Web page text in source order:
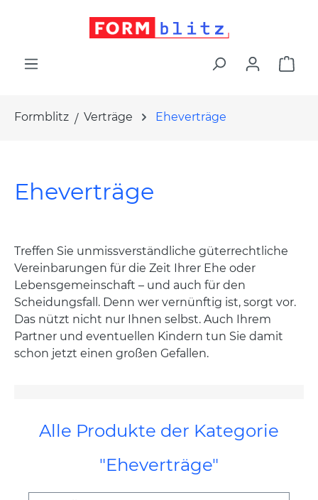
Formblitz Verträge Eheverträge
Eheverträge
Treffen Sie unmissverständliche güterrechtliche
Vereinbarungen für die Zeit Ihrer Ehe oder
Lebensgemeinschaft – und auch für den
Scheidungsfall. Denn wer vernünftig ist, sorgt vor.
Das nützt nicht nur Ihnen selbst. Auch Ihrem
Partner und eventuellen Kindern tun Sie damit
schon jetzt einen großen Gefallen.
Alle Produkte der Kategorie
"Eheverträge"